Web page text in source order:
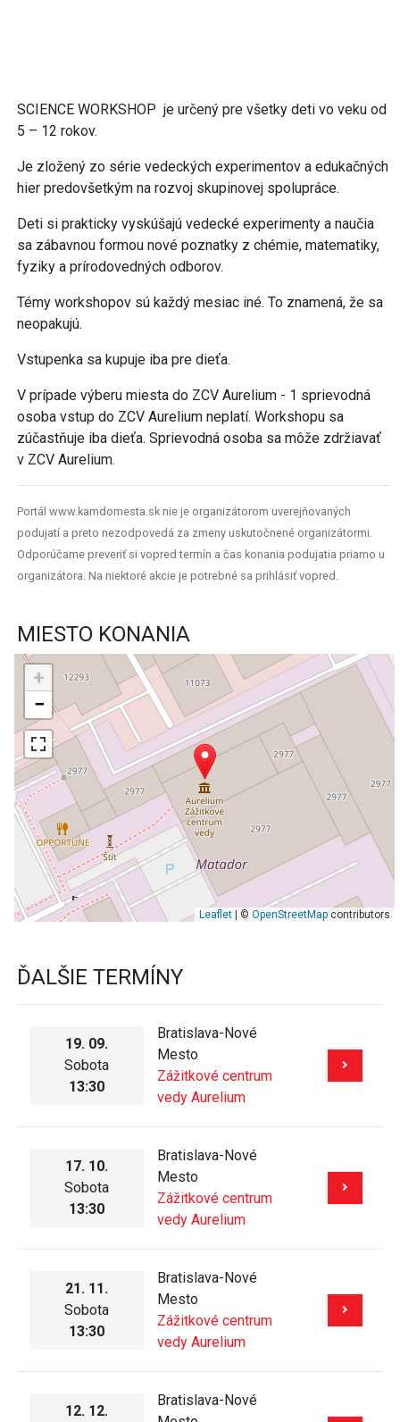
SCIENCE WORKSHOP je určený pre všetky deti vo veku od
5 – 12 rokov.
Je zložený zo série vedeckých experimentov a edukačných
hier predovšetkým na rozvoj skupinovej spolupráce.
Deti si prakticky vyskúšajú vedecké experimenty a naučia
sa zábavnou formou nové poznatky z chémie, matematiky,
fyziky a prírodovedných odborov.
Témy workshopov sú každý mesiac iné. To znamená, že sa
neopakujú.
Vstupenka sa kupuje iba pre dieťa.
V prípade výberu miesta do ZCV Aurelium - 1 sprievodná
osoba vstup do ZCV Aurelium neplatí. Workshopu sa
zúčastňuje iba dieťa. Sprievodná osoba sa môže zdržiavať
v ZCV Aurelium.
Portál www.kamdomesta.sk nie je organizátorom uverejňovaných
podujatí a preto nezodpovedá za zmeny uskutočnené organizátormi.
Odporúčame preveriť si vopred termín a čas konania podujatia priamo u
organizátora. Na niektoré akcie je potrebné sa prihlásiť vopred.
MIESTO KONANIA
+
−
Leaflet| © OpenStreetMapcontributors
ĎALŠIE TERMÍNY
19. 09.
Sobota
13:30
Bratislava-Nové
Mesto
Zážitkové centrum
vedy Aurelium
17. 10.
Sobota
13:30
Bratislava-Nové
Mesto
Zážitkové centrum
vedy Aurelium
21. 11.
Sobota
13:30
Bratislava-Nové
Mesto
Zážitkové centrum
vedy Aurelium
12. 12.
Bratislava-Nové